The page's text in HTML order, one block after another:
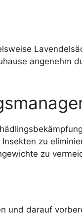
angenehm
zu
zu
und darauf